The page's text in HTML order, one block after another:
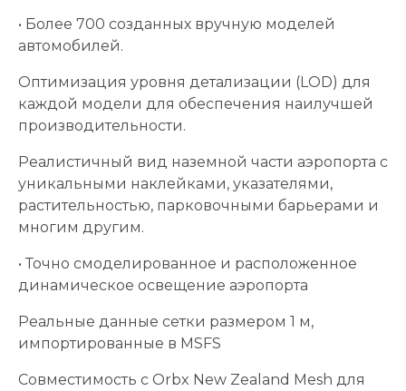
• Более 700 созданных вручную моделей
автомобилей.
Оптимизация уровня детализации (LOD) для
каждой модели для обеспечения наилучшей
производительности.
Реалистичный вид наземной части аэропорта с
уникальными наклейками, указателями,
растительностью, парковочными барьерами и
многим другим.
• Точно смоделированное и расположенное
динамическое освещение аэропорта
Реальные данные сетки размером 1 м,
импортированные в MSFS
Совместимость с Orbx New Zealand Mesh для